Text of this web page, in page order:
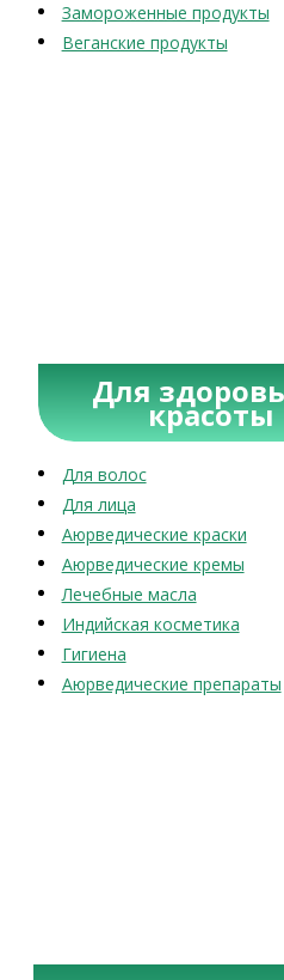
Замороженные продукты
Веганские продукты
Для
красоты
Для волос
Для лица
Аюрведические краски
Аюрведические кремы
Лечебные масла
Индийская косметика
Гигиена
Аюрведические препараты